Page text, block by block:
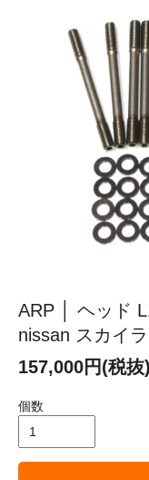
ARP │ ヘッド
nissan スカイ
157,000円(税抜)
個数